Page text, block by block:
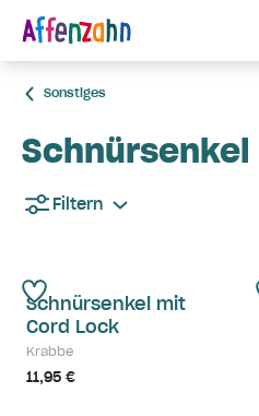
Sonstiges
Schnürsenkel
Filtern
Schnürsenkel mit
Cord Lock
Krabbe
11,95 €